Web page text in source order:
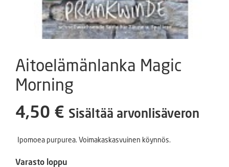
Aitoelämänlanka Magic
Morning
4,50 € Sisältää arvonlisäveron
Ipomoea purpurea. Voimakaskasvuinen köynnös.
Varasto loppu